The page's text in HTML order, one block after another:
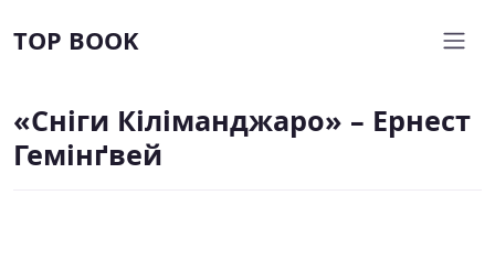
TOP BOOK
«Сніги Кіліманджаро» – Ернест
Гемінґвей